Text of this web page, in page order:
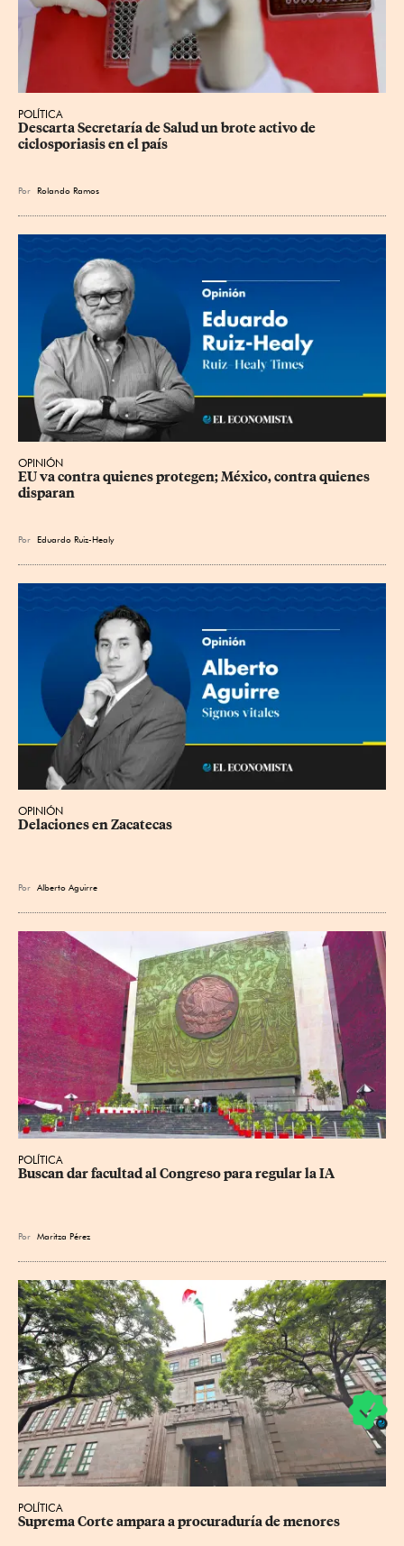
POLÍTICA
Descarta Secretaría de Salud un brote activo de
ciclosporiasis en el país
Por Rolando Ramos
OPINIÓN
EU va contra quienes protegen; México, contra quienes
disparan
Por Eduardo Ruiz-Healy
OPINIÓN
Delaciones en Zacatecas
Por Alberto Aguirre
POLÍTICA
Buscan dar facultad al Congreso para regular la IA
Por Maritza Pérez
POLÍTICA
Suprema Corte ampara a procuraduría de menores